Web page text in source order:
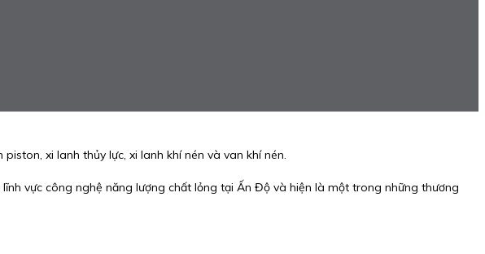
xi lanh thủy lực, xi lanh khí nén và van khí nén.
vực công nghệ năng lượng chất lỏng tại Ấn Độ và hiện là một trong những thương